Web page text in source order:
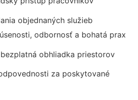
objednaných služieb
odbornosť a bohatá prax
obhliadka priestorov
za poskytované